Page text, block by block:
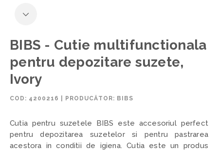
BIBS - Cutie multifunctionala
pentru depozitare suzete,
Ivory
COD: 4200216 PRODUCĂTOR: BIBS
Cutia pentru suzetele BIBS este accesoriul perfect
pentru depozitarea suzetelor si pentru pastrarea
acestora in conditii de igiena. Cutia este un produs